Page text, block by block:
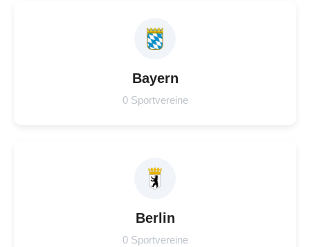
Bayern
0 Sportvereine
Berlin
0 Sportvereine